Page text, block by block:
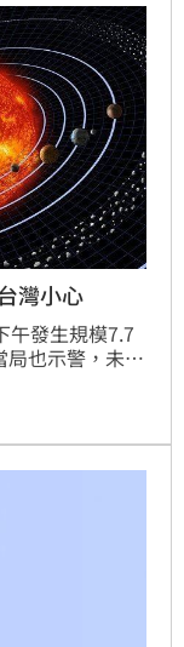
灣小心
午發生規模7.7
也示警，未來
土星20日精
正處於百年一遇